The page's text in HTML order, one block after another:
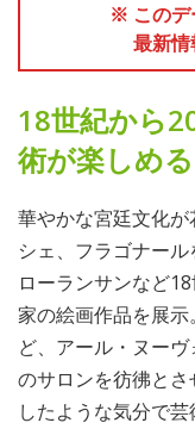
※ このデ
最新情
18世紀から
術が楽しめる
華やかな宮廷文化
シェ、フラゴナール
ローランサンなど
家の絵画作品を展
ど、アール・ヌー
のサロンを彷彿と
したような気分で